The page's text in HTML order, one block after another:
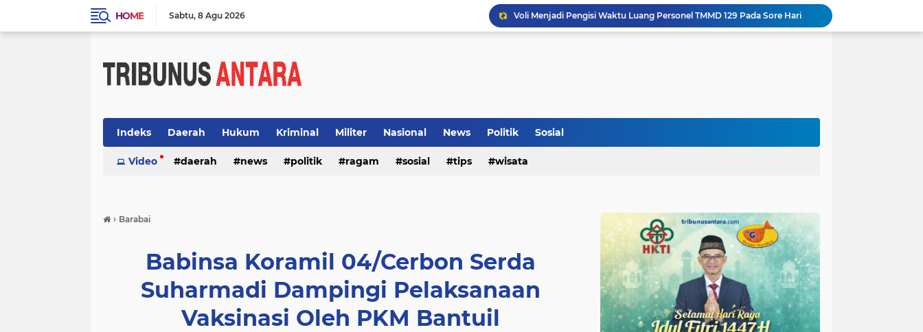
HOME Sabtu 8 Agu 2026
Voli Menjadi Pengisi Waktu Luang Personel TMMD 129 Pada Sore Hari
Gotong Royong Warnai Pengecatan Mushola dalam TMMD ke-129 Kodim 1002/HST
Gus Halim iskandar Ketua DPW. PKB Jatim, Resmikan Kantor Graha Gus Dur dan Masjid Al Iskandariyah, dorong Jadi Pusat Pelayanan Warga dan Dakwah Umat.
Indeks Daerah Hukum Kriminal Militer Nasional News Politik Sosial
Video daerah news politik ragam sosial tips wisata
› Barabai
Babinsa Koramil 04/Cerbon Serda
Suharmadi Dampingi Pelaksanaan
Vaksinasi Oleh PKM Bantuil